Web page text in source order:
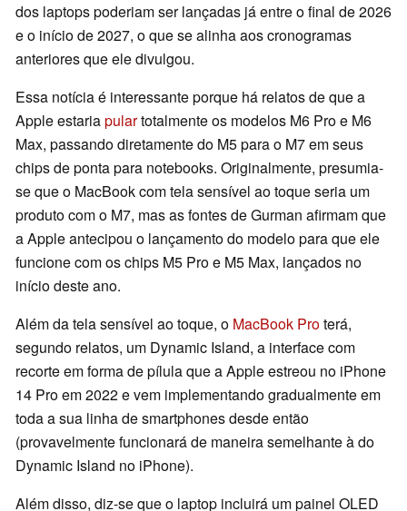
dos laptops poderiam ser lançadas já entre o final de 2026
e o início de 2027, o que se alinha aos cronogramas
anteriores que ele divulgou.
Essa notícia é interessante porque há relatos de que a
Apple estariapulartotalmente os modelos M6 Pro e M6
Max, passando diretamente do M5 para o M7 em seus
chips de ponta para notebooks. Originalmente, presumia-
se que o MacBook com tela sensível ao toque seria um
produto com o M7, mas as fontes de Gurman afirmam que
a Apple antecipou o lançamento do modelo para que ele
funcione com os chips M5 Pro e M5 Max, lançados no
início deste ano.
Além da tela sensível ao toque, o MacBook Proterá,
segundo relatos, um Dynamic Island, a interface com
recorte em forma de pílula que a Apple estreou no iPhone
14 Pro em 2022 e vem implementando gradualmente em
toda a sua linha de smartphones desde então
(provavelmente funcionará de maneira semelhante à do
Dynamic Island no iPhone).
Além disso, diz-se que o laptop incluirá um painel OLED